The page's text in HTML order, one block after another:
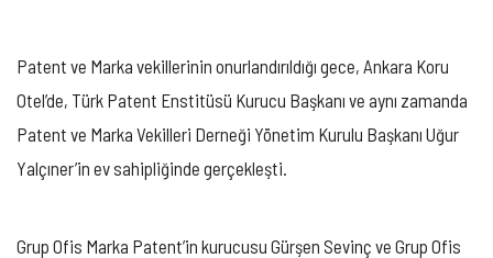
Patent ve Marka vekillerinin onurlandırıldığı gece, Ankara Koru
Otel’de, Türk Patent Enstitüsü Kurucu Başkanı ve aynı zamanda
Patent ve Marka Vekilleri Derneği Yönetim Kurulu Başkanı Uğur
Yalçıner’in ev sahipliğinde gerçekleşti.
Grup Ofis Marka Patent’in kurucusu Gürşen Sevinç ve Grup Ofis